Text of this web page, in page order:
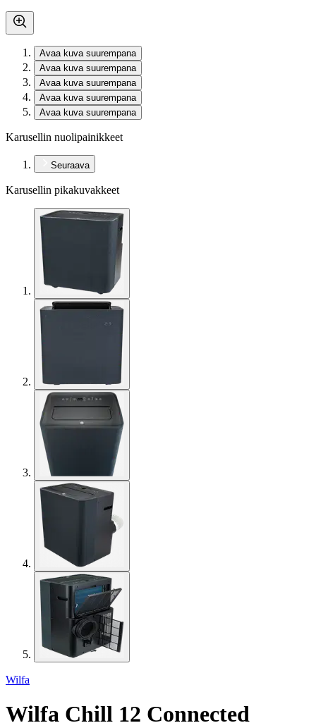
Avaa kuva suurempana
Avaa kuva suurempana
Avaa kuva suurempana
Avaa kuva suurempana
Avaa kuva suurempana
Karusellin nuolipainikkeet
Seuraava
Karusellin pikakuvakkeet
Wilfa
Wilfa Chill 12 Connected